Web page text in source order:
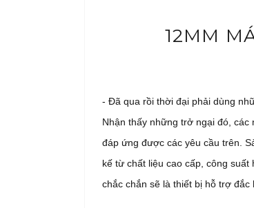
12MM
- Đã qua rồi thời đại phải dùng
Nhận thấy những trở ngại đó, các
đáp ứng được các yêu cầu trên.
kế từ chất liệu cao cấp, công
chắc chắn sẽ là thiết bị hỗ trợ